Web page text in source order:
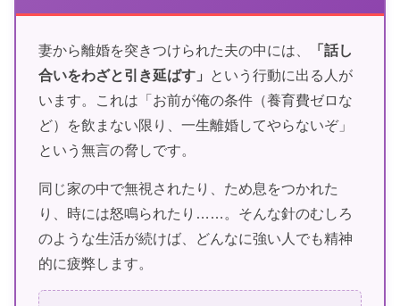
妻から離婚を突きつけられた夫の中には、
「話し
合いをわざと引き延ばす」
という行動に出る人が
います。これは「お前が俺の条件（養育費ゼロな
ど）を飲まない限り、一生離婚してやらないぞ」
という無言の脅しです。
同じ家の中で無視されたり、ため息をつかれた
り、時には怒鳴られたり……。そんな針のむしろ
のような生活が続けば、どんなに強い人でも精神
的に疲弊します。